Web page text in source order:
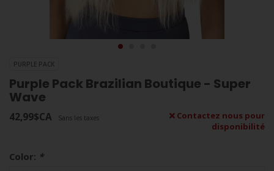
PURPLE PACK
Purple Pack Brazilian Boutique - Super
Wave
42,99$CA Sans les taxes
Contactez nous pour
disponibilité
Color: *